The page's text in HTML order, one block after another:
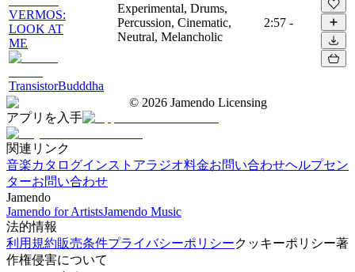
VERMOS:
LOOK AT
ME
TransistorBudddha
Experimental, Drums,
Percussion, Cinematic,
Neutral, Melancholic
2:57 -
© 2026 Jamendo Licensing
アプリを入手
関連リンク
音楽カタログインストアラジオ料金お問い合わせヘルプセン
ターお問い合わせ
Jamendo
Jamendo for ArtistsJamendo Music
法的情報
利用規約販売条件プライバシーポリシークッキーポリシー著
作権侵害について